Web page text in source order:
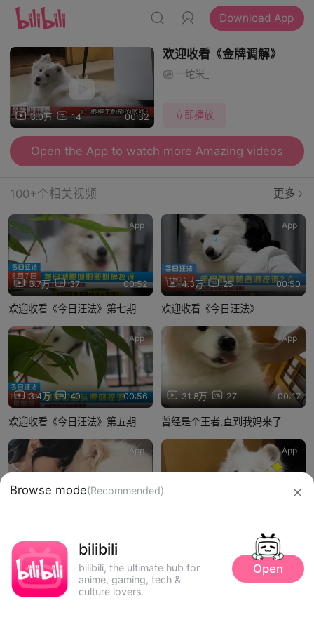
Download App
3.0万 14 00:32
欢迎收看《金牌调解》
一坨米_
立即播放
Open the App to watch more Amazing videos
100+个相关视频 更多
3.7万 37 00:52
App
欢迎收看《今日汪法》第七期
4.3万 25 00:50
App
欢迎收看《今日汪法》
3.4万 40 00:56
App
欢迎收看《今日汪法》第五期
31.8万 27 00:17
App
曾经是个王者,直到我妈来了
App App
当你凌晨3点起来上厕所…
bilibili
bilibili, the ultimate hub for
anime, gaming, tech &
Open
信息网络传播视听节目许可证：0910417
网络文化经营许可证 沪网文【2019】3804-274号